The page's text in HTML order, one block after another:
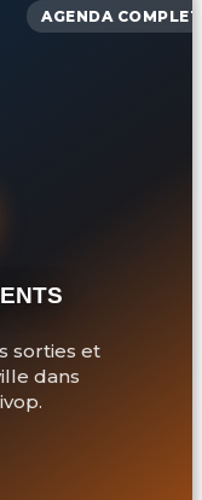
AGENDA COMPLET
sorties et
dans